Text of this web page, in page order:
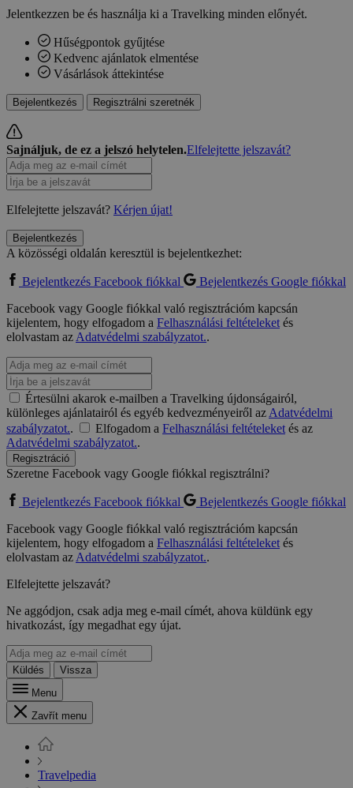
Jelentkezzen be és használja ki a Travelking minden előnyét.
Hűségpontok gyűjtése
Kedvenc ajánlatok elmentése
Vásárlások áttekintése
Bejelentkezés Regisztrálni szeretnék
Sajnáljuk, de ez a jelszó helytelen.Elfelejtette jelszavát?
Elfelejtette jelszavát? Kérjen újat!
Bejelentkezés
A közösségi oldalán keresztül is bejelentkezhet:
Bejelentkezés Facebook fiókkal
Bejelentkezés Google fiókkal
Facebook vagy Google fiókkal való regisztrációm kapcsán
kijelentem, hogy elfogadom a Felhasználási feltételeketés
elolvastam azAdatvédelmi szabályzatot..
Értesülni akarok e-mailben a Travelking újdonságairól,
különleges ajánlatairól és egyéb kedvezményeiről azAdatvédelmi
szabályzatot.. Elfogadom a Felhasználási feltételeketés az
Adatvédelmi szabályzatot..
Regisztráció
Szeretne Facebook vagy Google fiókkal regisztrálni?
Bejelentkezés Facebook fiókkal
Bejelentkezés Google fiókkal
Facebook vagy Google fiókkal való regisztrációm kapcsán
kijelentem, hogy elfogadom a Felhasználási feltételeketés
elolvastam azAdatvédelmi szabályzatot..
Elfelejtette jelszavát?
Ne aggódjon, csak adja meg e-mail címét, ahova küldünk egy
hivatkozást, így megadhat egy újat.
Küldés
Vissza
Menu
Zavřít menu
Travelpedia